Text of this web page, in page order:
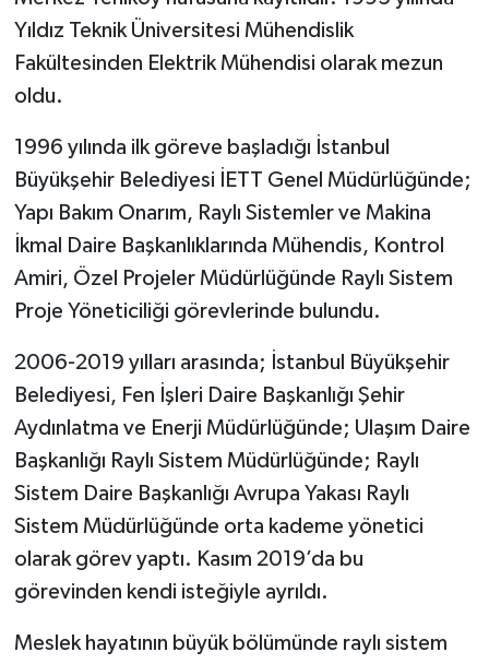
Yıldız Teknik Üniversitesi Mühendislik
Fakültesinden Elektrik Mühendisi olarak mezun
oldu.
1996 yılında ilk göreve başladığı İstanbul
Büyükşehir Belediyesi İETT Genel Müdürlüğünde;
Yapı Bakım Onarım, Raylı Sistemler ve Makina
İkmal Daire Başkanlıklarında Mühendis, Kontrol
Amiri, Özel Projeler Müdürlüğünde Raylı Sistem
Proje Yöneticiliği görevlerinde bulundu.
2006-2019 yılları arasında; İstanbul Büyükşehir
Belediyesi, Fen İşleri Daire Başkanlığı Şehir
Aydınlatma ve Enerji Müdürlüğünde; Ulaşım Daire
Başkanlığı Raylı Sistem Müdürlüğünde; Raylı
Sistem Daire Başkanlığı Avrupa Yakası Raylı
Sistem Müdürlüğünde orta kademe yönetici
olarak görev yaptı. Kasım 2019’da bu
görevinden kendi isteğiyle ayrıldı.
Meslek hayatının büyük bölümünde raylı sistem